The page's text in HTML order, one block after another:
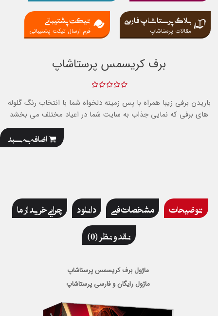
بلاگ پرستاشاپ فارسی
مقالات پرستاشاپ
تیکت پشتیبانی
فرم ارسال تیکت پشتیبانی
برف کریسمس پرستاشاپ
باریدن برفی زیبا همراه با پس زمینه دلخواه شما با انتخاب رنگ گلوله
های برفی که نمایی جذاب به سایت شما در اعیاد مختلف می بخشد
اضافه به سبد
توضیحات مشخصات فنی دانلود
چرایی خرید از ما
نقد و نظر (0)
ماژول برف کریسمس پرستاشاپ
ماژول رایگان و فارسی پرستاشاپ